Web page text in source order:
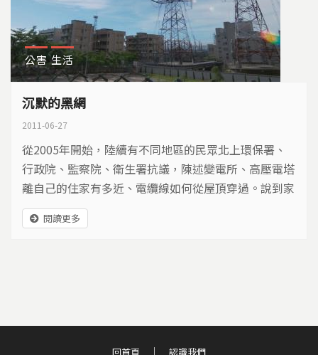
公害 生活
沉默的黑網
2011-06-27
從2005年開始，陸續有不同地區的民眾北上環保署、
行政院、監察院、衛生署抗議，陳述變電所、高壓電塔
離自己的住家有多近、電纜線如何從屋頂穿過。說到家
人罹癌、死亡時聲淚俱下，他們認為這一切，都是輸配
電設施的電磁波所造成，要求政府遷走他們住家附近的
閱讀更多
回首頁 認識我們